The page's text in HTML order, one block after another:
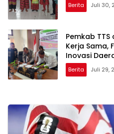
Berita Juli 30,
Pemkab
Kerja Sama,
Inovasi
Berita Juli 29,